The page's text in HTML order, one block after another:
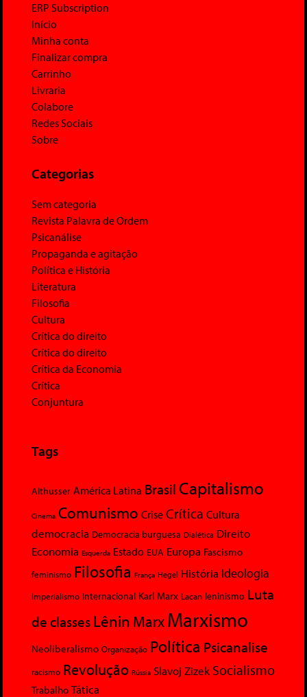
ERP Subscription
Início
Minha conta
Finalizar compra
Carrinho
Livraria
Colabore
Redes Sociais
Sobre
Categorias
Sem categoria
Revista Palavra de Ordem
Psicanálise
Propaganda e agitação
Política e História
Literatura
Filosofia
Cultura
Crítica do direito
Crítica do direito
Crítica da Economia
Crítica
Conjuntura
Tags
Althusser América Latina Brasil Capitalismo
Cinema Comunismo Crise Crítica Cultura
democracia Democracia burguesa Dialética Direito
Economia Esquerda Estado EUA Europa Fascismo
feminismo Filosofia França Hegel História Ideologia
Imperialismo Internacional Karl Marx Lacan leninismo Luta
de classesLênin MarxMarxismo
Neoliberalismo Organização Política Psicanalise
racismo Revolução Rússia Slavoj Zizek Socialismo
Trabalho Tática